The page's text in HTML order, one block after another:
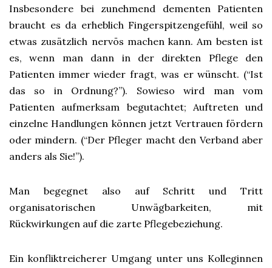
Insbesondere bei zunehmend dementen Patienten
braucht es da erheblich Fingerspitzengefühl, weil so
etwas zusätzlich nervös machen kann. Am besten ist
es, wenn man dann in der direkten Pflege den
Patienten immer wieder fragt, was er wünscht. (“Ist
das so in Ordnung?”). Sowieso wird man vom
Patienten aufmerksam begutachtet; Auftreten und
einzelne Handlungen können jetzt Vertrauen fördern
oder mindern. (“Der Pfleger macht den Verband aber
anders als Sie!”).
Man begegnet also auf Schritt und Tritt
organisatorischen Unwägbarkeiten, mit
Rückwirkungen auf die zarte Pflegebeziehung.
Ein konfliktreicherer Umgang unter uns Kolleginnen